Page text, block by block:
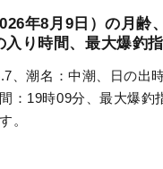
年8月9日）の月齢
入り時間、最大爆釣
、潮名：中潮、日の出
：19時09分、最大爆釣
。